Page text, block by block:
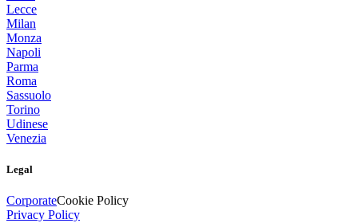
Lecce
Milan
Monza
Napoli
Parma
Roma
Sassuolo
Torino
Udinese
Venezia
Legal
CorporateCookie Policy
Privacy Policy